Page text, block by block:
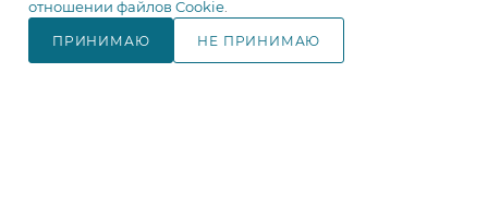
шоссе дом 3, стр. 1, ТЦ "Город
Хобби", корпус Б, 4 этаж, павильон
№ 418.
отношении файлов Cookie
ПРИНИМАЮ НЕ ПРИНИМАЮ